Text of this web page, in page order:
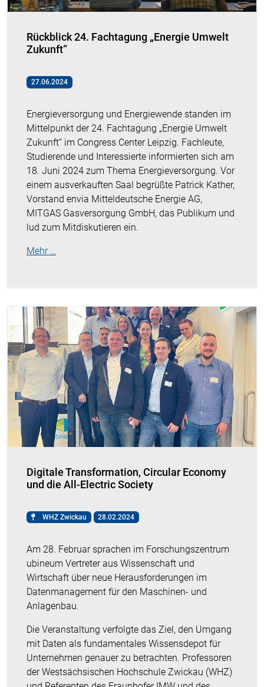
Rückblick 24. Fachtagung „Energie Umwelt
Zukunft“
27.06.2024
Energieversorgung und Energiewende standen im
Mittelpunkt der 24. Fachtagung „Energie Umwelt
Zukunft“ im Congress Center Leipzig. Fachleute,
Studierende und Interessierte informierten sich am
18. Juni 2024 zum Thema Energieversorgung. Vor
einem ausverkauften Saal begrüßte Patrick Kather,
Vorstand envia Mitteldeutsche Energie AG,
MITGAS Gasversorgung GmbH, das Publikum und
lud zum Mitdiskutieren ein.
Mehr …
Digitale Transformation, Circular Economy
und die All-Electric Society
WHZ Zwickau 28.02.2024
Am 28. Februar sprachen im Forschungszentrum
ubineum Vertreter aus Wissenschaft und
Wirtschaft über neue Herausforderungen im
Datenmanagement für den Maschinen- und
Anlagenbau.
Die Veranstaltung verfolgte das Ziel, den Umgang
mit Daten als fundamentales Wissensdepot für
Unternehmen genauer zu betrachten. Professoren
der Westsächsischen Hochschule Zwickau (WHZ)